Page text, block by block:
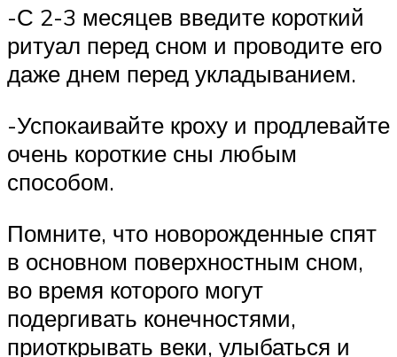
-С 2-3 месяцев введите короткий
ритуал перед сном и проводите его
даже днем перед укладыванием.
-Успокаивайте кроху и продлевайте
очень короткие сны любым
способом.
Помните, что новорожденные спят
в основном поверхностным сном,
во время которого могут
подергивать конечностями,
приоткрывать веки, улыбаться и